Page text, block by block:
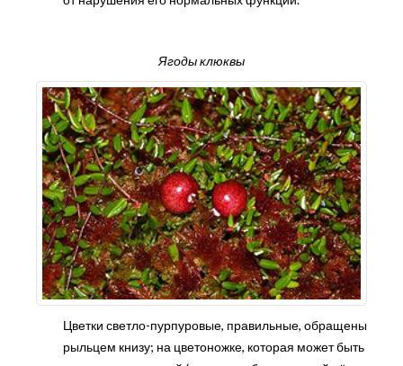
Ягоды клюквы
Цветки светло-пурпуровые, правильные, обращены
рыльцем книзу; на цветоножке, которая может быть